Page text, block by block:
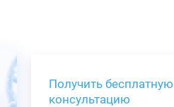
Получить бесплатную
консультацию